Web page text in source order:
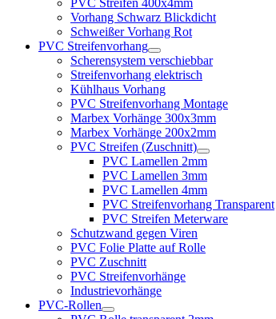
PVC Streifen 400x4mm
Vorhang Schwarz Blickdicht
Schweißer Vorhang Rot
PVC Streifenvorhang
Scherensystem verschiebbar
Streifenvorhang elektrisch
Kühlhaus Vorhang
PVC Streifenvorhang Montage
Marbex Vorhänge 300x3mm
Marbex Vorhänge 200x2mm
PVC Streifen (Zuschnitt)
PVC Lamellen 2mm
PVC Lamellen 3mm
PVC Lamellen 4mm
PVC Streifenvorhang Transparent
PVC Streifen Meterware
Schutzwand gegen Viren
PVC Folie Platte auf Rolle
PVC Zuschnitt
PVC Streifenvorhänge
Industrievorhänge
PVC-Rollen